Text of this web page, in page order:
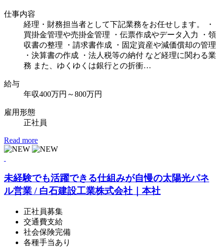
仕事内容
経理・財務担当者として下記業務をお任せします。 ・
買掛金管理や売掛金管理 ・伝票作成やデータ入力 ・領
収書の整理 ・請求書作成 ・固定資産や減価償却の管理
・決算書の作成 ・法人税等の納付 など経理に関わる業
務 また、ゆくゆくは銀行との折衝…
給与
年収400万円～800万円
雇用形態
正社員
Read more
未経験でも活躍できる仕組みが自慢の太陽光パネ
ル営業 / 白石建設工業株式会社｜本社
正社員募集
交通費支給
社会保険完備
各種手当あり